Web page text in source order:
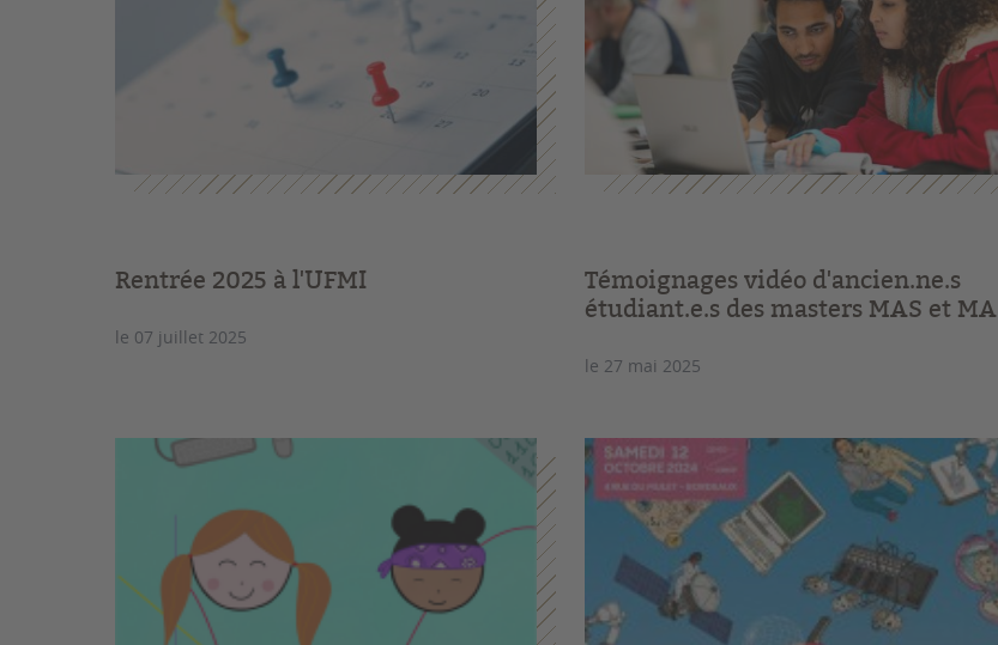
Rentrée 2025 à l'UFMI
le 07 juillet 2025
Témoignages vidéo d'ancien.ne.s
étudiant.e.s des masters MAS et MA
le 27 mai 2025